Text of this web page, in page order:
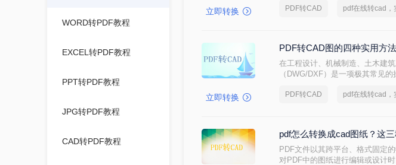
WORD转PDF教程
EXCEL转PDF教程
PPT转PDF教程
JPG转PDF教程
CAD转PDF教程
立即转换 PDF转CAD
立即转换
PDF转CAD图的四种实用方
在工程设计、机械制造、土木建
（DWG/DXF）是一项极其常见
面对不同格式、不同复杂度的
PDF转CAD
pdf怎么转换成cad图纸？这
PDF文件以其跨平台、格式固定
对PDF中的图纸进行编辑或设计